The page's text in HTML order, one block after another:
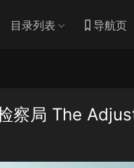
目录列表 导航页
察局 The